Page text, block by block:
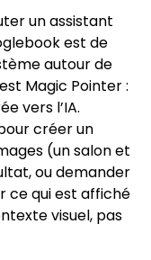
un assistant
est de
autour de
Magic Pointer :
vers l’IA.
créer un
(un salon et
ou demander
ce qui est affiché
visuel, pas